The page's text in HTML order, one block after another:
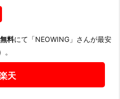
料にて「NEOWING」さんが最安
天